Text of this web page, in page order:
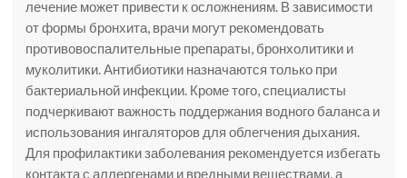
лечение может привести к осложнениям. В зависимости
от формы бронхита, врачи могут рекомендовать
противовоспалительные препараты, бронхолитики и
муколитики. Антибиотики назначаются только при
бактериальной инфекции. Кроме того, специалисты
подчеркивают важность поддержания водного баланса и
использования ингаляторов для облегчения дыхания.
Для профилактики заболевания рекомендуется избегать
контакта с аллергенами и вредными веществами, а